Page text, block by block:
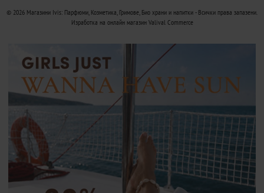
© 2026 Магазини Ivis: Парфюми, Козметика, Гримове, Био храни и напитки - Всички права запазени.
Изработка на онлайн магазин Valival Commerce